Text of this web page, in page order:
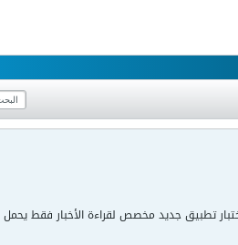
تطبيق جديد مخصص لقراءة الأخبار فقط